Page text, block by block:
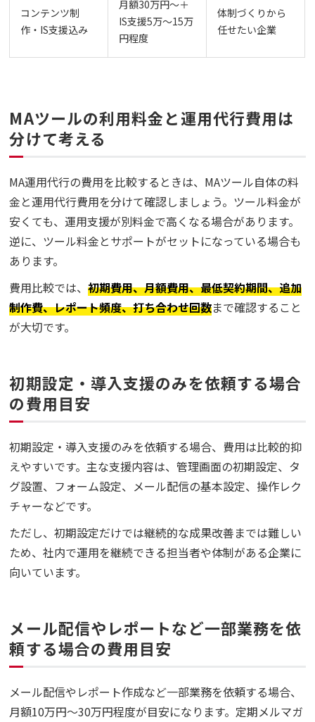
コンテンツ制
作・IS支援込み
月額30万円〜＋
IS支援5万〜15万
円程度
体制づくりから
任せたい企業
MAツールの利用料金と運用代行費用は
分けて考える
MA運用代行の費用を比較するときは、MAツール自体の料
金と運用代行費用を分けて確認しましょう。ツール料金が
安くても、運用支援が別料金で高くなる場合があります。
逆に、ツール料金とサポートがセットになっている場合も
あります。
費用比較では、初期費用、月額費用、最低契約期間、追加
制作費、レポート頻度、打ち合わせ回数まで確認すること
が大切です。
初期設定・導入支援のみを依頼する場合
の費用目安
初期設定・導入支援のみを依頼する場合、費用は比較的抑
えやすいです。主な支援内容は、管理画面の初期設定、タ
グ設置、フォーム設定、メール配信の基本設定、操作レク
チャーなどです。
ただし、初期設定だけでは継続的な成果改善までは難しい
ため、社内で運用を継続できる担当者や体制がある企業に
向いています。
メール配信やレポートなど一部業務を依
頼する場合の費用目安
メール配信やレポート作成など一部業務を依頼する場合、
月額10万円〜30万円程度が目安になります。定期メルマガ